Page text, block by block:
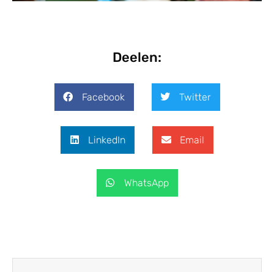
Deelen:
Facebook Twitter
LinkedIn Email
WhatsApp